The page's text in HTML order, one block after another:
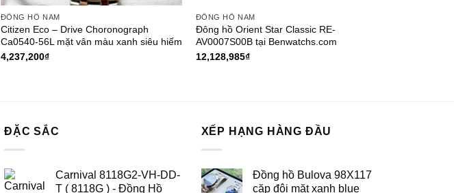
ĐỒNG HỒ NAM
Citizen Eco – Drive Choronograph
Ca0540-56L mặt vân màu xanh siêu hiếm
4,237,200₫
ĐỒNG HỒ NAM
Đông hồ Orient Star Classic RE-
AV0007S00B tại Benwatchs.com
12,128,985₫
ĐẶC SẮC
Carnival 8118G2-VH-DD-
T ( 8118G ) - Đồng Hồ
XẾP HẠNG HÀNG ĐẦU
Đồng hồ Bulova 98X117
cặp đôi mặt xanh blue